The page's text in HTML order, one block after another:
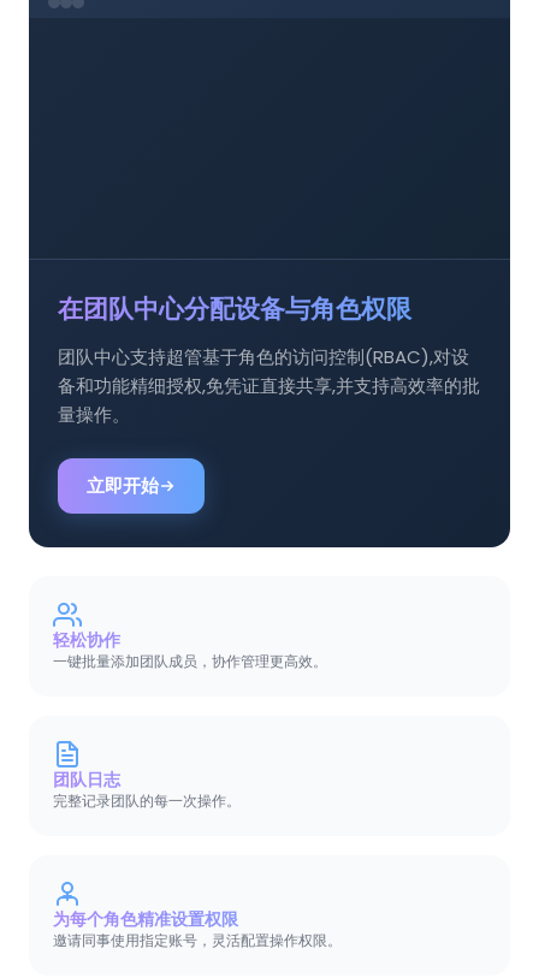
在团队中心分配设备与角色权限
团队中心支持超管基于角色的访问控制(RBAC),对设
备和功能精细授权,免凭证直接共享,并支持高效率的批
量操作。
立即开始
轻松协作
一键批量添加团队成员，协作管理更高效。
团队日志
完整记录团队的每一次操作。
为每个角色精准设置权限
邀请同事使用指定账号，灵活配置操作权限。